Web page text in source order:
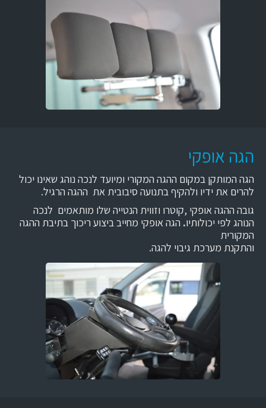
הגה אופקי
הגה המותקן במקום ההגה המקורי ומיועד לנכה נוהג שאינו יכול
להרים את ידיו ולהקיף בתנועה סיבובית את ההגה הרגיל.
גובה ההגה אופקי ,קוטרו וזווית הנטייה שלו מותאמים לנכה
הנוהג לפי יכולותיו. הגה אופקי מחייב ביצוע ריכוך בתיבת ההגה
המקורית
והתקנת מערכת גיבוי להגה.